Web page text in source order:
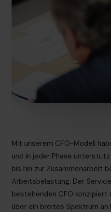
Mit unserem CFO-Modell
und in jeder Phase
bis hin zur Zusammenarbeit
Arbeitsbelastung. Der
bestehenden CFO konzipiert
über ein breites Spektrum an